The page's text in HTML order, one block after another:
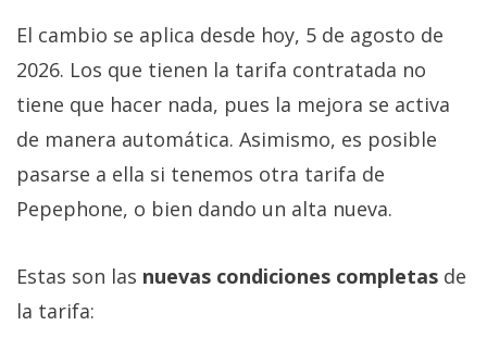
El cambio se aplica desde hoy, 5 de agosto de
2026. Los que tienen la tarifa contratada no
tiene que hacer nada, pues la mejora se activa
de manera automática. Asimismo, es posible
pasarse a ella si tenemos otra tarifa de
Pepephone, o bien dando un alta nueva.
Estas son las nuevas condiciones completas de
la tarifa: